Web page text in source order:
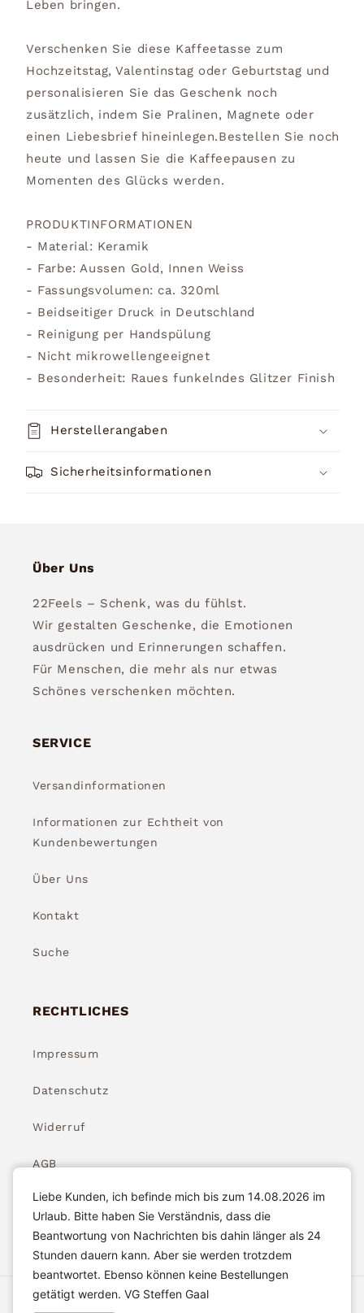
Leben bringen.
Verschenken Sie diese Kaffeetasse zum
Hochzeitstag, Valentinstag oder Geburtstag und
personalisieren Sie das Geschenk noch
zusätzlich, indem Sie Pralinen, Magnete oder
einen Liebesbrief hineinlegen.Bestellen Sie noch
heute und lassen Sie die Kaffeepausen zu
Momenten des Glücks werden.
PRODUKTINFORMATIONEN
- Material: Keramik
- Farbe: Aussen Gold, Innen Weiss
- Fassungsvolumen: ca. 320ml
- Beidseitiger Druck in Deutschland
- Reinigung per Handspülung
- Nicht mikrowellengeeignet
- Besonderheit: Raues funkelndes Glitzer Finish
Herstellerangaben
Sicherheitsinformationen
Über Uns
22Feels – Schenk, was du fühlst.
Wir gestalten Geschenke, die Emotionen
ausdrücken und Erinnerungen schaffen.
Für Menschen, die mehr als nur etwas
Schönes verschenken möchten.
SERVICE
Versandinformationen
Informationen zur Echtheit von
Kundenbewertungen
Über Uns
Kontakt
Suche
RECHTLICHES
Impressum
Datenschutz
Widerruf
AGB
Widerrufsbelehrung
Liebe Kunden, ich befinde mich bis zum 14.08.2026 im
Urlaub. Bitte haben Sie Verständnis, dass die
Beantwortung von Nachrichten bis dahin länger als 24
Stunden dauern kann. Aber sie werden trotzdem
beantwortet. Ebenso können keine Bestellungen
getätigt werden. VG Steffen Gaal